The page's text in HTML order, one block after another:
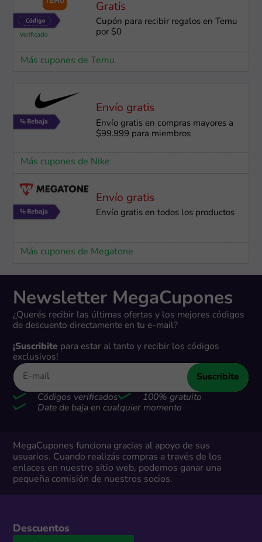
Gratis
Cupón para recibir regalos en Temu
por $0
Más cupones de Temu
Envío gratis
Envío gratis en compras mayores a
$99.999 para miembros
Más cupones de Nike
Envío gratis
Envío gratis en todos los productos
Más cupones de Megatone
Newsletter MegaCupones
¿Querés recibir las últimas ofertas y los mejores códigos
de descuento directamente en tu e-mail?
¡Suscribite para estar al tanto y recibir los códigos
exclusivos!
Suscribite
Códigos verificados
100% gratuito
Date de baja en cualquier momento
MegaCupones funciona gracias al apoyo de sus
usuarios. Cuando realizás compras a través de los
enlaces en nuestro sitio web, podemos ganar una
pequeña comisión de nuestros socios.
Descuentos